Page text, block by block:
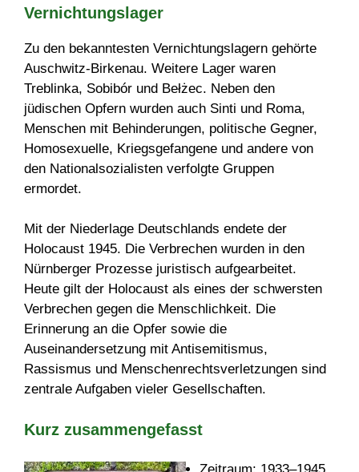
Vernichtungslager
Zu den bekanntesten Vernichtungslagern gehörte
Auschwitz-Birkenau. Weitere Lager waren
Treblinka, Sobibór und Bełżec. Neben den
jüdischen Opfern wurden auch Sinti und Roma,
Menschen mit Behinderungen, politische Gegner,
Homosexuelle, Kriegsgefangene und andere von
den Nationalsozialisten verfolgte Gruppen
ermordet.
Mit der Niederlage Deutschlands endete der
Holocaust 1945. Die Verbrechen wurden in den
Nürnberger Prozesse juristisch aufgearbeitet.
Heute gilt der Holocaust als eines der schwersten
Verbrechen gegen die Menschlichkeit. Die
Erinnerung an die Opfer sowie die
Auseinandersetzung mit Antisemitismus,
Rassismus und Menschenrechtsverletzungen sind
zentrale Aufgaben vieler Gesellschaften.
Kurz zusammengefasst